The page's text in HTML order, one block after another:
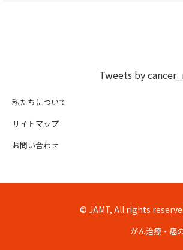
Tweets by
私たちについて
サイトマップ
お問い合わせ
© JAMT, All rights
がん治療・癌